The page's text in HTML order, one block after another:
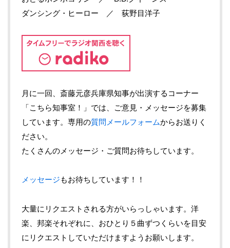
ダンシング・ヒーロー ／ 荻野目洋子
月に一回、斎藤元彦兵庫県知事が出演するコーナー
「こちら知事室！」では、ご意見・メッセージを募集
しています。専用の質問メールフォームからお送りく
ださい。
たくさんのメッセージ・ご質問お待ちしています。
メッセージもお待ちしています！！
大量にリクエストされる方がいらっしゃいます。洋
楽、邦楽それぞれに、おひとり５曲ずつくらいを目安
にリクエストしていただけますようお願いします。